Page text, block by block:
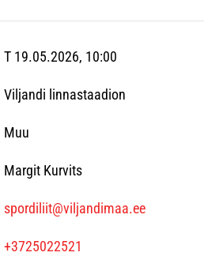
T 19.05.2026, 10:00
Viljandi linnastaadion
Muu
Margit Kurvits
spordiliit@viljandimaa.ee
+3725022521